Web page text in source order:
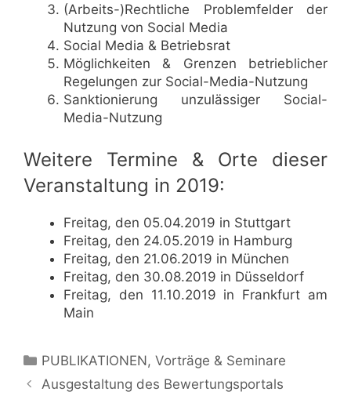
(Arbeits-)Rechtliche Problemfelder der
Nutzung von Social Media
Social Media & Betriebsrat
Möglichkeiten & Grenzen betrieblicher
Regelungen zur Social-Media-Nutzung
Sanktionierung unzulässiger Social-
Media-Nutzung
Weitere Termine & Orte dieser
Veranstaltung in 2019:
Freitag, den 05.04.2019 in Stuttgart
Freitag, den 24.05.2019 in Hamburg
Freitag, den 21.06.2019 in München
Freitag, den 30.08.2019 in Düsseldorf
Freitag, den 11.10.2019 in Frankfurt am
Main
Kategorien
PUBLIKATIONEN,Vorträge & Seminare
Ausgestaltung des Bewertungsportals